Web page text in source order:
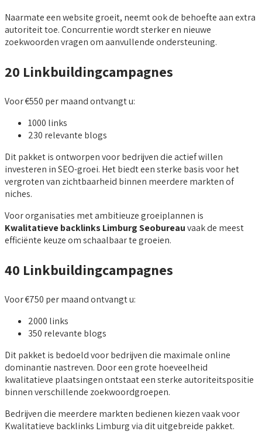
Naarmate een website groeit, neemt ook de behoefte aan extra
autoriteit toe. Concurrentie wordt sterker en nieuwe
zoekwoorden vragen om aanvullende ondersteuning.
20 Linkbuildingcampagnes
Voor €550 per maand ontvangt u:
1000 links
230 relevante blogs
Dit pakket is ontworpen voor bedrijven die actief willen
investeren in SEO-groei. Het biedt een sterke basis voor het
vergroten van zichtbaarheid binnen meerdere markten of
niches.
Voor organisaties met ambitieuze groeiplannen is
Kwalitatieve backlinks Limburg Seobureauvaak de meest
efficiënte keuze om schaalbaar te groeien.
40 Linkbuildingcampagnes
Voor €750 per maand ontvangt u:
2000 links
350 relevante blogs
Dit pakket is bedoeld voor bedrijven die maximale online
dominantie nastreven. Door een grote hoeveelheid
kwalitatieve plaatsingen ontstaat een sterke autoriteitspositie
binnen verschillende zoekwoordgroepen.
Bedrijven die meerdere markten bedienen kiezen vaak voor
Kwalitatieve backlinks Limburg via dit uitgebreide pakket.